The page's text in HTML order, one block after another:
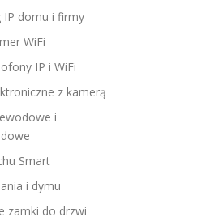
IP domu i firmy
WiFi
IP i WiFi
z kamerą
i
Smart
i dymu
zamki do drzwi